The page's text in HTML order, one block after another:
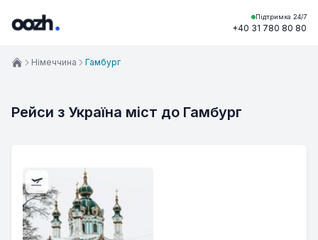
Підтримка 24/7
+40 31 780 80 80
Німеччина Гамбург
Рейси з Україна міст до Гамбург